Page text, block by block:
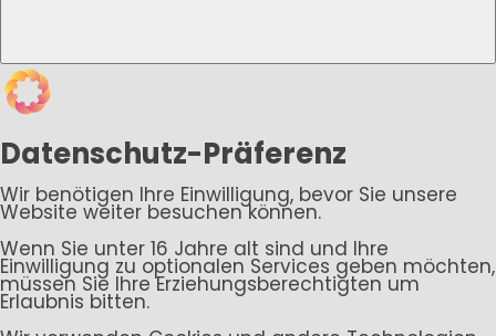
Datenschutz-Präferenz
Wir benötigen Ihre Einwilligung, bevor Sie unsere
Website weiter besuchen können.
Wenn Sie unter 16 Jahre alt sind und Ihre
Einwilligung zu optionalen Services geben möchten,
müssen Sie Ihre Erziehungsberechtigten um
Erlaubnis bitten.